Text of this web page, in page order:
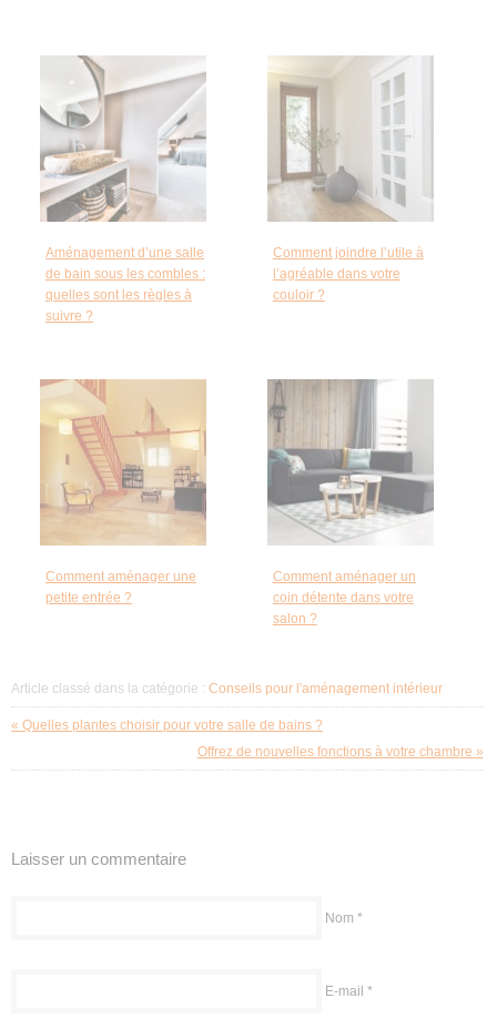
Aménagement d’une salle
de bain sous les combles :
quelles sont les règles à
suivre ?
Comment joindre l’utile à
l’agréable dans votre
couloir ?
Comment aménager une
petite entrée ?
Comment aménager un
coin détente dans votre
salon ?
Article classé dans la catégorie : Conseils pour l'aménagement intérieur
« Quelles plantes choisir pour votre salle de bains ?
Offrez de nouvelles fonctions à votre chambre »
Laisser un commentaire
Nom *
E-mail *